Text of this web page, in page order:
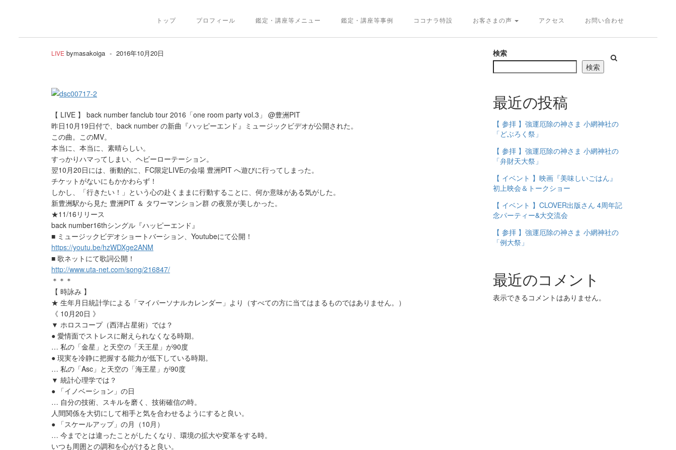
トップ プロフィール 鑑定・講座等メニュー 鑑定・講座等事例 ココナラ特設 お客さまの声 アクセス お問い合わせ
LIVE bymasakoiga - 2016年10月20日
【 LIVE 】 back number fanclub tour 2016「one room party vol.3」 @豊洲PIT
昨日10月19日付で、back number の新曲『ハッピーエンド』ミュージックビデオが公開された。
この曲。このMV。
本当に、本当に、素晴らしい。
すっかりハマってしまい、ヘビーローテーション。
翌10月20日には、衝動的に、FC限定LIVEの会場 豊洲PIT へ遊びに行ってしまった。
チケットがないにもかかわらず！
しかし、「行きたい！」という心の赴くままに行動することに、何か意味がある気がした。
新豊洲駅から見た 豊洲PIT ＆ タワーマンション群 の夜景が美しかった。
★11/16リリース
back number16thシングル『ハッピーエンド』
■ ミュージックビデオショートバーション、Youtubeにて公開！
https://youtu.be/hzWDXge2ANM
■ 歌ネットにて歌詞公開！
http://www.uta-net.com/song/216847/
＊＊＊
【 時詠み 】
★ 生年月日統計学による「マイパーソナルカレンダー」より（すべての方に当てはまるものではありません。）
《 10月20日 》
▼ ホロスコープ（西洋占星術）では？
● 愛情面でストレスに耐えられなくなる時期。
… 私の「金星」と天空の「天王星」が90度
● 現実を冷静に把握する能力が低下している時期。
… 私の「Asc」と天空の「海王星」が90度
▼ 統計心理学では？
● 「イノベーション」の日
… 自分の技術、スキルを磨く、技術確信の時。
人間関係を大切にして相手と気を合わせるようにすると良い。
● 「スケールアップ」の月（10月）
… 今までとは違ったことがしたくなり、環境の拡大や変革をする時。
いつも周囲との調和を心がけると良い。
検索
検索
最近の投稿
【 参拝 】強運厄除の神さま 小網神社の
「どぶろく祭」
【 参拝 】強運厄除の神さま 小網神社の
「弁財天大祭」
【 イベント 】映画『美味しいごはん』
初上映会＆トークショー
【 イベント 】CLOVER出版さん 4周年記
念パーティー&大交流会
【 参拝 】強運厄除の神さま 小網神社の
「例大祭」
最近のコメント
表示できるコメントはありません。